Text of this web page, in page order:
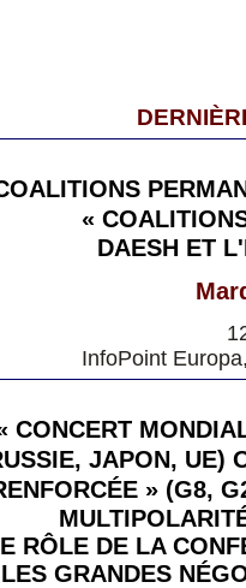
«
DAESH ET
InfoPoint
CONCERT
JAPON, UE)
» (G8,
RÔLE DE LA
LES GRANDES